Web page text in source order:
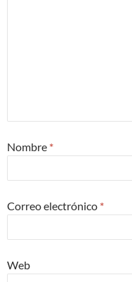
Nombre *
Correo electrónico *
Web